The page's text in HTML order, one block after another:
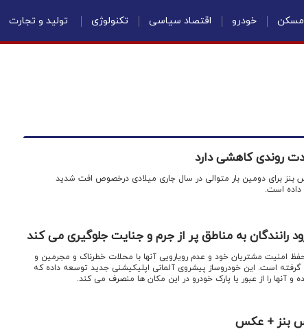
مسکن خودرو اقتصاد سیاسی تکنولوژی تولید و تجارت
روندی کاهشی دارد
بنز برای دومین بار متوالی در سال جاری میلادی درخصوص افت شدید
داده است.
رانندگان به مناطق پر از جرم و جنایت جلوگیری می کند
امنیت مشتریان خود و عدم رویارویی آنها با محلات خطرناک و مجرمین و
گرفته است. این خودروساز پیشروی آلمانی اپلیکیشنی جدید توسعه داده که
و آنها را از عبور یا پارک خودرو در این مکان ها منصرف می کند.